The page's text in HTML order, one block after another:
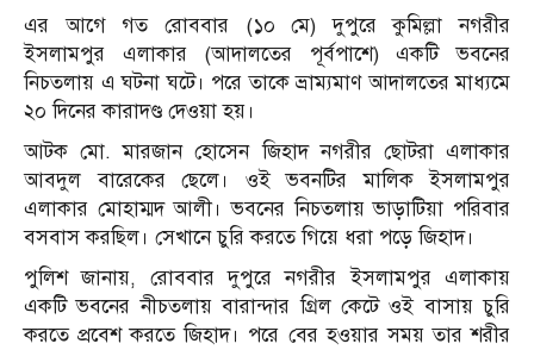
এর আগে গত রোববার (১০ মে) দুপুরে কুমিল্লা নগরীর
ইসলামপুর এলাকার (আদালতের পূর্বপাশে) একটি ভবনের
নিচতলায় এ ঘটনা ঘটে। পরে তাকে ভ্রাম্যমাণ আদালতের মাধ্যমে
২০ দিনের কারাদণ্ড দেওয়া হয়।
আটক মো. মারজান হোসেন জিহাদ নগরীর ছোটরা এলাকার
আবদুল বারেকের ছেলে। ওই ভবনটির মালিক ইসলামপুর
এলাকার মোহাম্মদ আলী। ভবনের নিচতলায় ভাড়াটিয়া পরিবার
বসবাস করছিল। সেখানে চুরি করতে গিয়ে ধরা পড়ে জিহাদ।
পুলিশ জানায়, রোববার দুপুরে নগরীর ইসলামপুর এলাকায়
একটি ভবনের নীচতলায় বারান্দার গ্রিল কেটে ওই বাসায় চুরি
করতে প্রবেশ করতে জিহাদ। পরে বের হওয়ার সময় তার শরীর